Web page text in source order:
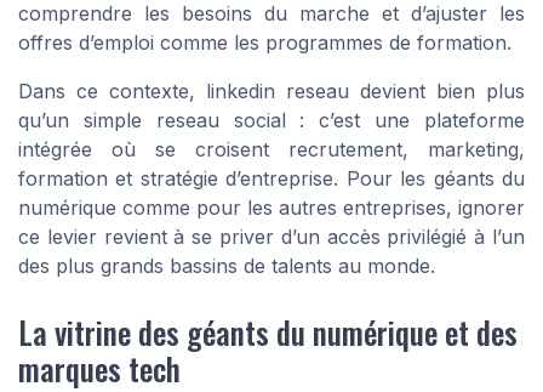
comprendre les besoins du marche et d’ajuster les
offres d’emploi comme les programmes de formation.
Dans ce contexte, linkedin reseau devient bien plus
qu’un simple reseau social : c’est une plateforme
intégrée où se croisent recrutement, marketing,
formation et stratégie d’entreprise. Pour les géants du
numérique comme pour les autres entreprises, ignorer
ce levier revient à se priver d’un accès privilégié à l’un
des plus grands bassins de talents au monde.
La vitrine des géants du numérique et des
marques tech